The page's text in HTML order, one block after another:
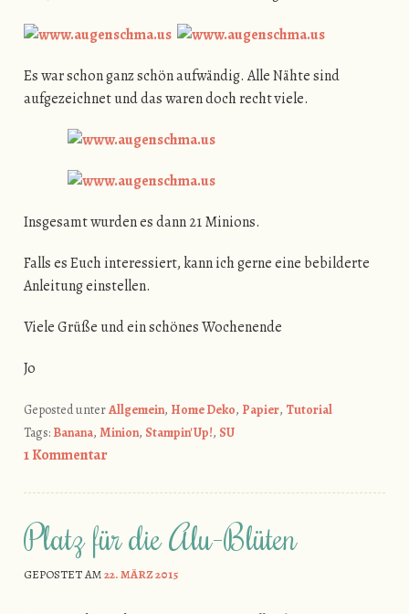
Es war schon ganz schön aufwändig. Alle Nähte sind
aufgezeichnet und das waren doch recht viele.
Insgesamt wurden es dann 21 Minions.
Falls es Euch interessiert, kann ich gerne eine bebilderte
Anleitung einstellen.
Viele Grüße und ein schönes Wochenende
Jo
Geposted unterAllgemein, Home Deko, Papier, Tutorial
Tags: Banana, Minion, Stampin' Up!, SU
1 Kommentar
Platz für die Alu-Blüten
GEPOSTET AM22. MÄRZ 2015